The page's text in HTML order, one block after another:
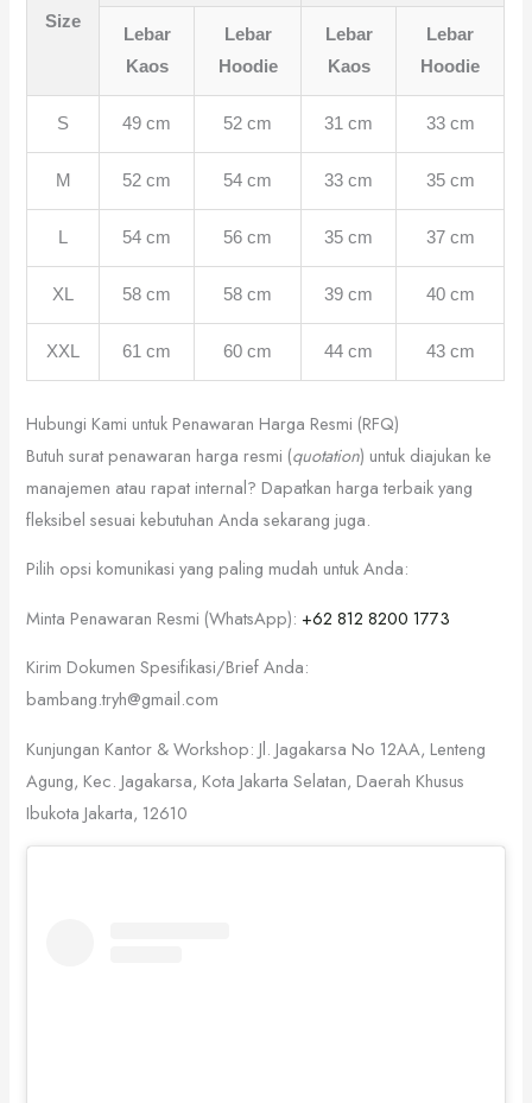
Size
Lebar
Kaos
Lebar
Hoodie
Lebar
Kaos
Lebar
Hoodie
S 49 cm 52 cm 31 cm 33 cm
M 52 cm 54 cm 33 cm 35 cm
54 cm 56 cm 35 cm 37 cm
XL 58 cm 58 cm 39 cm 40 cm
XXL 61 cm 60 cm 44 cm 43 cm
Hubungi Kami untuk Penawaran Harga Resmi (RFQ)
Butuh surat penawaran harga resmi (quotation) untuk diajukan ke
manajemen atau rapat internal? Dapatkan harga terbaik yang
fleksibel sesuai kebutuhan Anda sekarang juga.
Pilih opsi komunikasi yang paling mudah untuk Anda:
Minta Penawaran Resmi (WhatsApp): +62 812 8200 1773
Kirim Dokumen Spesifikasi/Brief Anda:
bambang.tryh@gmail.com
Kunjungan Kantor & Workshop: Jl. Jagakarsa No 12AA, Lenteng
Agung, Kec. Jagakarsa, Kota Jakarta Selatan, Daerah Khusus
Ibukota Jakarta, 12610